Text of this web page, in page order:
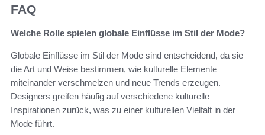
FAQ
Welche Rolle spielen globale Einflüsse im Stil der Mode?
Globale Einflüsse im Stil der Mode sind entscheidend, da sie
die Art und Weise bestimmen, wie kulturelle Elemente
miteinander verschmelzen und neue Trends erzeugen.
Designers greifen häufig auf verschiedene kulturelle
Inspirationen zurück, was zu einer kulturellen Vielfalt in der
Mode führt.